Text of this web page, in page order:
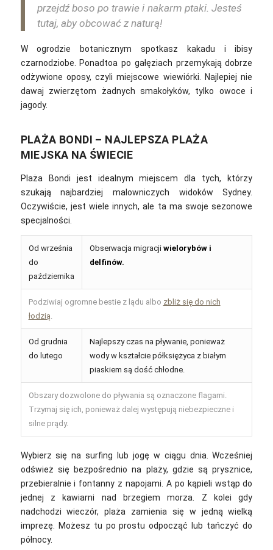
przejdź boso po trawie i nakarm ptaki. Jesteś
tutaj, aby obcować z naturą!
W ogrodzie botanicznym spotkasz kakadu i ibisy
czarnodziobe. Ponadtoa po gałęziach przemykają dobrze
odżywione oposy, czyli miejscowe wiewiórki. Najlepiej nie
dawaj zwierzętom żadnych smakołyków, tylko owoce i
jagody.
PLAŻA BONDI – NAJLEPSZA PLAŻA
MIEJSKA NA ŚWIECIE
Plaża Bondi jest idealnym miejscem d la tych, którzy
szukają najbardziej malowniczych widoków Sydney.
Oczywiście, jest wiele innych, ale ta ma swoje sezonowe
specjalności.
Od września
do
października
Obserwacja migracji wielorybów i
delfinów.
Podziwiaj ogromne bestie z lądu albo zbliż się do nich
łodzią
Od grudnia
do lutego
Najlepszy czas na pływanie, ponieważ
wody w kształcie półksiężyca z białym
piaskiem są dość chłodne.
Obszary dozwolone do pływania są oznaczone flagami.
Trzymaj się ich, ponieważ dalej występują niebezpieczne i
silne prądy.
Wybierz się na surfing lub jogę w ciągu dnia. Wcześniej
odśwież się bezpośrednio na plaży, gdzie są prysznice,
przebieralnie i fontanny z napojami. A po kąpieli wstąp do
jednej z kawiarni nad brzegiem morza. Z kolei gdy
nadchodzi wieczór, plaża zamienia się w jedną wielką
imprezę. Możesz tu po prostu odpocząć lub tańczyć do
północy.